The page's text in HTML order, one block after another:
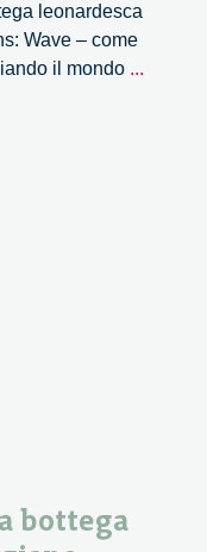
leonardesca
Wave – come
il mondo ...
bottega